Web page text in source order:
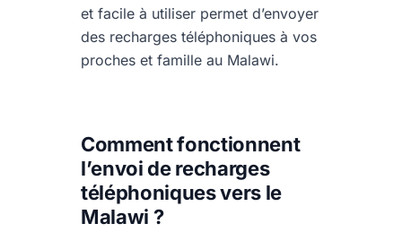
et facile à utiliser permet d’envoyer
des recharges téléphoniques à vos
proches et famille au Malawi.
Comment fonctionnent
l’envoi de recharges
téléphoniques vers le
Malawi ?